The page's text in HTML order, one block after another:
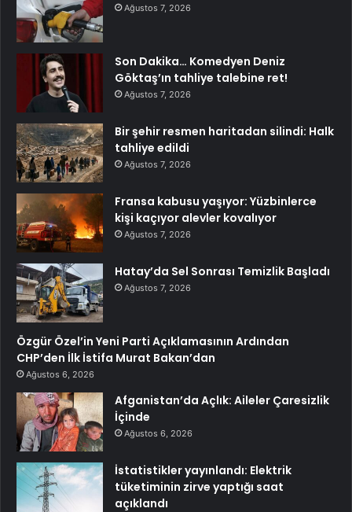
Ağustos 7, 2026
Son Dakika… Komedyen Deniz
Göktaş’ın tahliye talebine ret!
Ağustos 7, 2026
Bir şehir resmen haritadan silindi: Halk
tahliye edildi
Ağustos 7, 2026
Fransa kabusu yaşıyor: Yüzbinlerce
kişi kaçıyor alevler kovalıyor
Ağustos 7, 2026
Hatay’da Sel Sonrası Temizlik Başladı
Ağustos 7, 2026
Özgür Özel’in Yeni Parti Açıklamasının Ardından
CHP’den İlk İstifa Murat Bakan’dan
Ağustos 6, 2026
Afganistan’da Açlık: Aileler Çaresizlik
İçinde
Ağustos 6, 2026
İstatistikler yayınlandı: Elektrik
tüketiminin zirve yaptığı saat
açıklandı